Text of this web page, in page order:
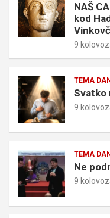
NAŠ
kod
9
TEMA
Svatko
9
TEMA
Ne
9